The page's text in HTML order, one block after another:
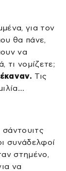
για τον
θα πάνε,
να
τι νομίζετε;
Τις
συνάδελφοί
στημένο,
να